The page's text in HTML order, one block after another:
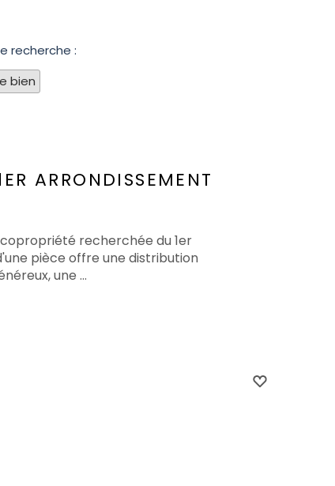
recherche :
bien
ARRONDISSEMENT
copropriété recherchée du 1er
pièce offre une distribution
une ...